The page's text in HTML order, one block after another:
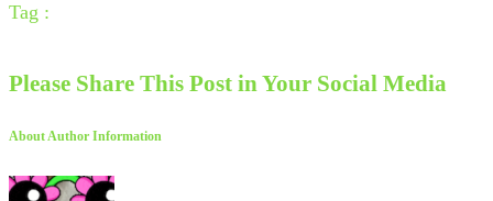
Tag :
Please Share This Post in Your Social Media
About Author Information